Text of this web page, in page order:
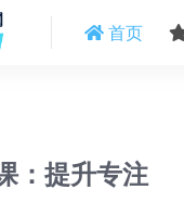
首页
：提升专注